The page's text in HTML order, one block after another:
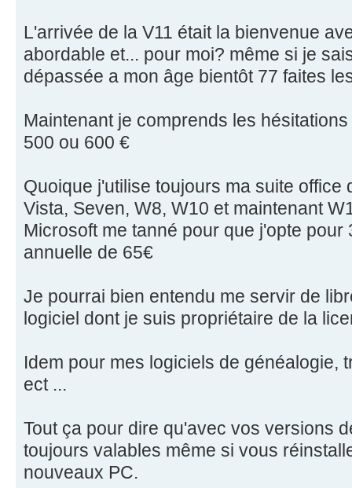
L'arrivée de la V11 était la bienvenue
abordable et... pour moi? même si je
dépassée a mon âge bientôt 77 faites
Maintenant je comprends les
500 ou 600 €
Quoique j'utilise toujours ma suite office
Vista, Seven, W8, W10 et maintenant
Microsoft me tanné pour que j'opte
annuelle de 65€
Je pourrai bien entendu me servir de
logiciel dont je suis propriétaire de la
Idem pour mes logiciels de généalogie,
ect ...
Tout ça pour dire qu'avec vos versions
toujours valables même si vous
nouveaux PC.